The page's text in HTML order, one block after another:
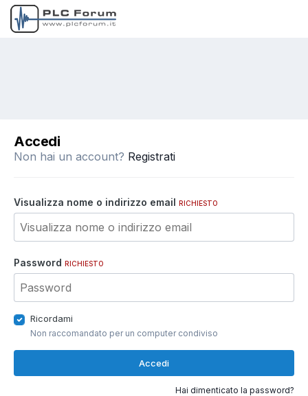
Accedi
Non hai un account? Registrati
Visualizza nome o indirizzo email RICHIESTO
Password RICHIESTO
Ricordami
Non raccomandato per un computer condiviso
Accedi
Hai dimenticato la password?